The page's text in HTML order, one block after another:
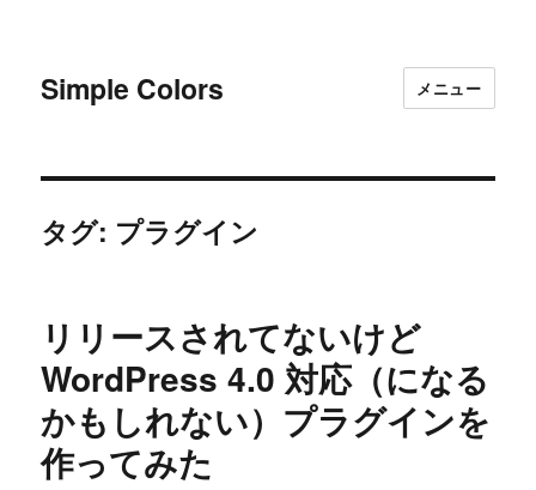
Simple Colors メニュー
タグ: プラグイン
リリースされてないけど
WordPress 4.0 対応（になる
かもしれない）プラグインを
作ってみた